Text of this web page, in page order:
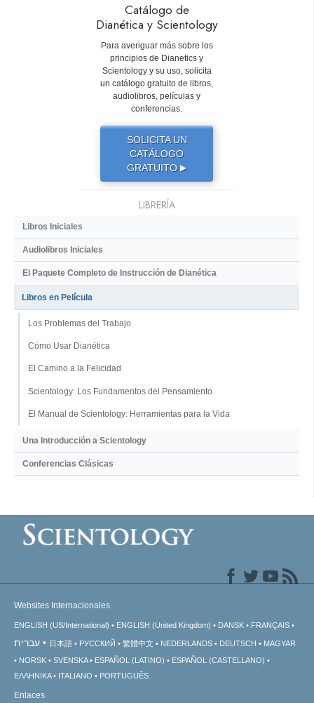
Catálogo de
Dianética y Scientology
Para averiguar más sobre los
principios de Dianetics y
Scientology y su uso, solicita
un catálogo gratuito de libros,
audiolibros, películas y
conferencias.
SOLICITA UN
CATÁLOGO
GRATUITO ▶
LIBRERÍA
Libros Iniciales
Audiolibros Iniciales
El Paquete Completo de Instrucción de Dianética
Libros en Película
Los Problemas del Trabajo
Cómo Usar Dianética
El Camino a la Felicidad
Scientology: Los Fundamentos del Pensamiento
El Manual de Scientology: Herramientas para la Vida
Una Introducción a Scientology
Conferencias Clásicas
Websites Internacionales
ENGLISH (US/International) ENGLISH (United Kingdom) DANSK FRANÇAIS
עברית 日本語 РУССКИЙ 繁體中文 NEDERLANDS DEUTSCH
MAGYAR
NORSK
SVENSKA ESPAÑOL (LATINO)
ESPAÑOL (CASTELLANO)
ΕΛΛΗΝΙΚA
ITALIANO PORTUGUÊS
Enlaces